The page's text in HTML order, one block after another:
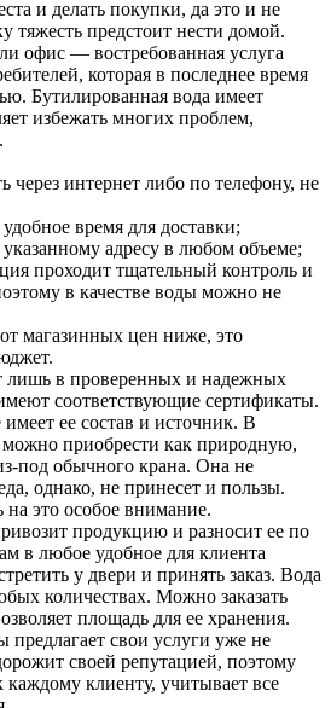
и делать покупки, да это и не
тяжесть предстоит нести домой.
офис — востребованная услуга
которая в последнее время
Бутилированная вода имеет
избежать многих проблем,
интернет либо по телефону, не
время для доставки;
адресу в любом объеме;
проходит тщательный контроль и
в качестве воды можно не
магазинных цен ниже, это
лишь в проверенных и надежных
соответствующие сертификаты.
ее состав и источник. В
приобрести как природную,
под обычного крана. Она не
однако, не принесет и пользы.
на это особое внимание.
продукцию и разносит ее по
в любое удобное для клиента
у двери и принять заказ. Вода
количествах. Можно заказать
площадь для ее хранения.
предлагает свои услуги уже не
своей репутацией, поэтому
клиенту, учитывает все